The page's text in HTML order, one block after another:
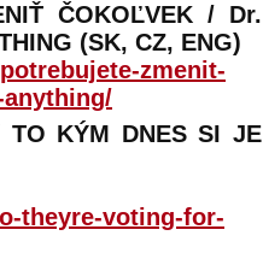
ČOKOĽVEK / Dr.
(SK, CZ, ENG)
zmenit-
TO KÝM DNES SI JE
theyre-voting-for-